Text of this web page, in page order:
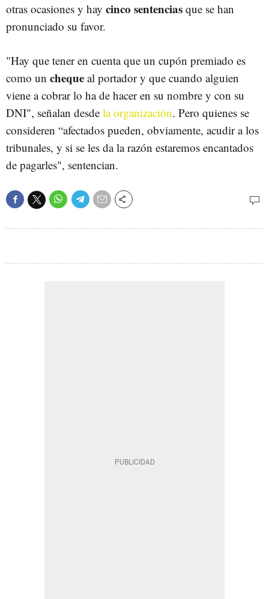
otras ocasiones y hay cinco sentencias que se han
pronunciado su favor.
"Hay que tener en cuenta que un cupón premiado es
como un cheque al portador y que cuando alguien
viene a cobrar lo ha de hacer en su nombre y con su
DNI", señalan desde la organización. Pero quienes se
consideren “afectados pueden, obviamente, acudir a los
tribunales, y si se les da la razón estaremos encantados
de pagarles", sentencian.